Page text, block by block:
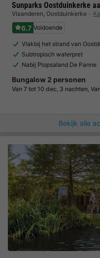
Sunparks Oostduinkerke
Vlaanderen, Oostduinkerke
6.7 Voldoende
Vlakbij het strand van
Subtropisch waterpret
Nabij Plopsaland De Panne
Bungalow 2 personen
Van 7 tot 10 dec, 3 nachten,
Bekijk alle